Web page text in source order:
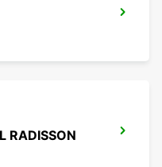
RADISSON